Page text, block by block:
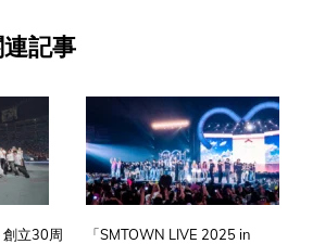
記事
立30周
「SMTOWN LIVE 2025 in